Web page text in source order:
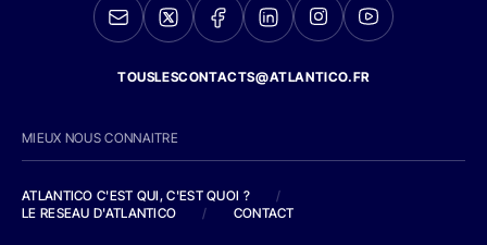
TOUSLESCONTACTS@ATLANTICO.FR
MIEUX NOUS CONNAITRE
ATLANTICO C'EST QUI, C'EST QUOI ?
/
LE RESEAU D'ATLANTICO
/ CONTACT